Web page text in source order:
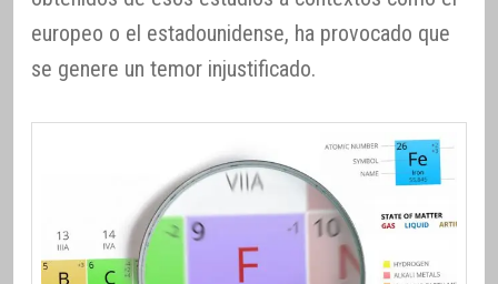
europeo o el estadounidense, ha provocado que
se genere un temor injustificado.